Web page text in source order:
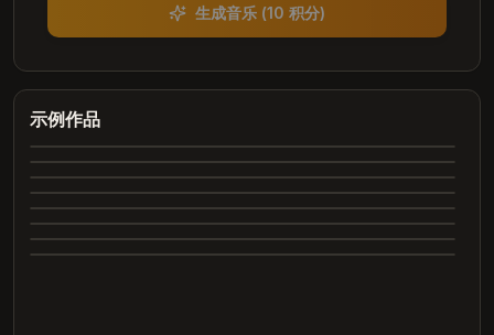
生成音乐 (10 积分)
示例作品
Heartbreak Souvenirs
4:12
3:42
Summer Dreams
3:28
Neon Nights
4:05
Echoes of Yesterday
4:00
Dance All Night
3:24
Whispering Trees
2:26
Marry Me
2:31